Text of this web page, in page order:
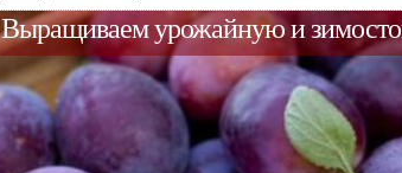
Выращиваем урожайную и